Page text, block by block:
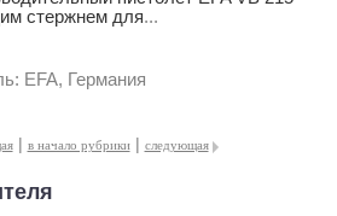
стержнем для...
EFA, Германия
| в начало рубрики | следующая